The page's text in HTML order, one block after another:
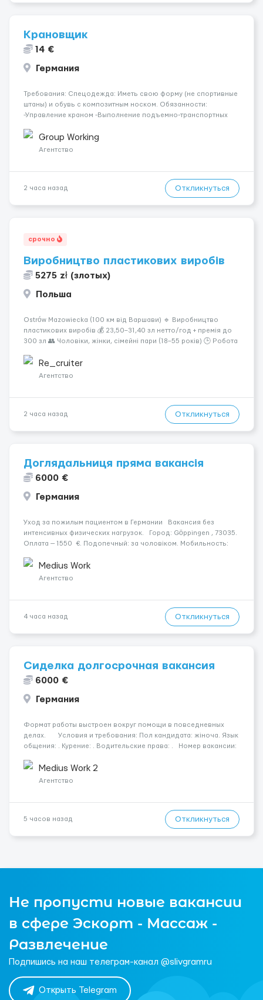
Крановщик
14 €
Германия
Требования: Спецодежда: Иметь свою форму (не спортивные
штаны) и обувь с композитным носком. Обязанности:
-Управление краном -Выполнение подъемно-транспортных
инструкций по безопасности. -Опыт управления различными
типами кранов (моб...
Group Working
Агентство
2 часа назад Откликнуться
срочно
Виробництво пластикових виробів
5275 zł (злотых)
Польша
Ostrów Mazowiecka (100 км від Варшави) 🔹 Виробництво
пластикових виробів 💰 23,50–31,40 зл нетто/год + премія до
300 зл 👥 Чоловіки, жінки, сімейні пари (18–55 років) 🕒 Робота
житло — 400 зл. 📦 Обов...
Re_cruiter
Агентство
2 часа назад Откликнуться
Доглядальниця пряма вакансія
6000 €
Германия
Уход за пожилым пациентом в Германии Вакансия без
интенсивных физических нагрузок. Город: Göppingen , 73035.
Оплата — 1550 €. Подопечный: за чоловіком. Мобильность:
деменції. Ночной уход: ...
Medius Work
Агентство
4 часа назад Откликнуться
Сиделка долгосрочная вакансия
6000 €
Германия
Формат работы выстроен вокруг помощи в повседневных
делах. Условия и требования: Пол кандидата: жіноча. Язык
общения: . Курение: . Водительские права: . Номер вакансии:
567 59...Medius Work 2
Агентство
5 часов назад Откликнуться
Не пропусти новые вакансии
в сфере Эскорт - Массаж -
Развлечение
Подпишись на наш телеграм-канал @slivgramru
Открыть Telegram